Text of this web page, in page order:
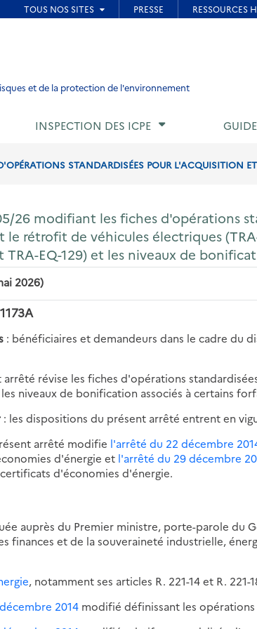
et de la protection de l'environnement
INSPECTION DES ICPE
STANDARDISÉES POUR L'ACQUISITION ET
26 modifiant les fiches d'opérations
rétrofit de véhicules électriques (TRA-
TRA-EQ-129) et les niveaux de
2026)
: bénéficiaires et demandeurs dans le cadre du
révise les fiches d'opérations standardisées
les niveaux de bonification associés à certains
: les dispositions du présent arrêté entrent en
arrêté modifie l'arrêté du 22 décembre
d'énergie et l'arrêté du 29 décembre
d'économies d'énergie.
auprès du Premier ministre, porte-parole du
finances et de la souveraineté industrielle,
, notamment ses articles R. 221-14 et R. 221-
2014 modifié définissant les